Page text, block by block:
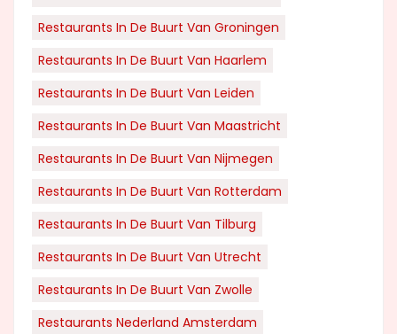
Restaurants In De Buurt Van Groningen
Restaurants In De Buurt Van Haarlem
Restaurants In De Buurt Van Leiden
Restaurants In De Buurt Van Maastricht
Restaurants In De Buurt Van Nijmegen
Restaurants In De Buurt Van Rotterdam
Restaurants In De Buurt Van Tilburg
Restaurants In De Buurt Van Utrecht
Restaurants In De Buurt Van Zwolle
Restaurants Nederland Amsterdam